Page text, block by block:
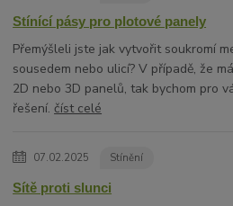
Stínící pásy pro plotové panely
Přemýšleli jste jak vytvořit soukromí
sousedem nebo ulicí? V případě, že
2D nebo 3D panelů, tak bychom pro
řešení.číst celé
07.02.2025 Stínění
Sítě proti slunci